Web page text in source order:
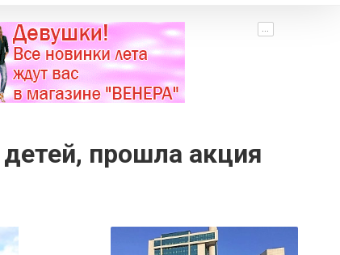
...
прошла акция